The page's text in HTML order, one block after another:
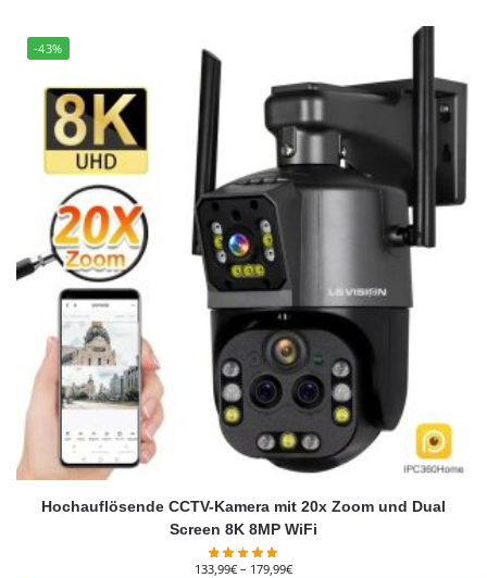
-43%
Hochauflösende CCTV-Kamera mit 20x Zoom und Dual
Screen 8K 8MP WiFi
133,99€ – 179,99€